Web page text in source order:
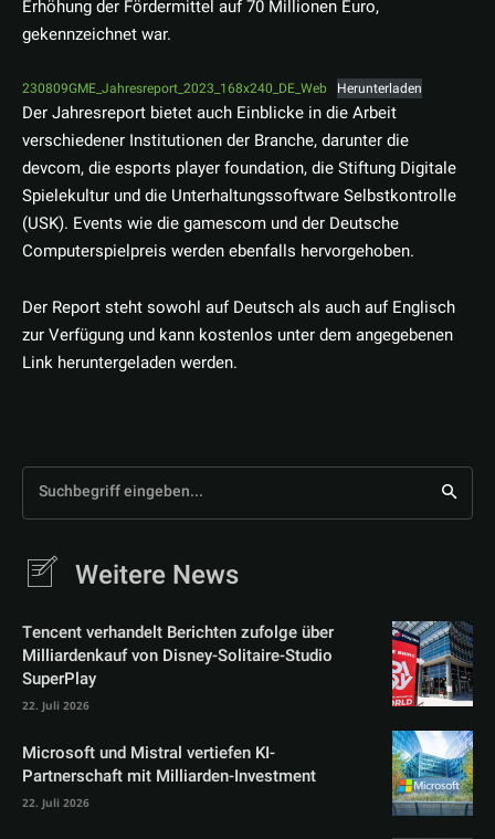
Erhöhung der Fördermittel auf 70 Millionen Euro,
gekennzeichnet war.
230809GME_Jahresreport_2023_168x240_DE_Web Herunterladen
Der Jahresreport bietet auch Einblicke in die Arbeit
verschiedener Institutionen der Branche, darunter die
devcom, die esports player foundation, die Stiftung Digitale
Spielekultur und die Unterhaltungssoftware Selbstkontrolle
(USK). Events wie die gamescom und der Deutsche
Computerspielpreis werden ebenfalls hervorgehoben.
Der Report steht sowohl auf Deutsch als auch auf Englisch
zur Verfügung und kann kostenlos unter dem angegebenen
Link heruntergeladen werden.
Suchbegriff eingeben...
Weitere News
Tencent verhandelt Berichten zufolge über
Milliardenkauf von Disney-Solitaire-Studio
SuperPlay
22. Juli 2026
Microsoft und Mistral vertiefen KI-
Partnerschaft mit Milliarden-Investment
22. Juli 2026